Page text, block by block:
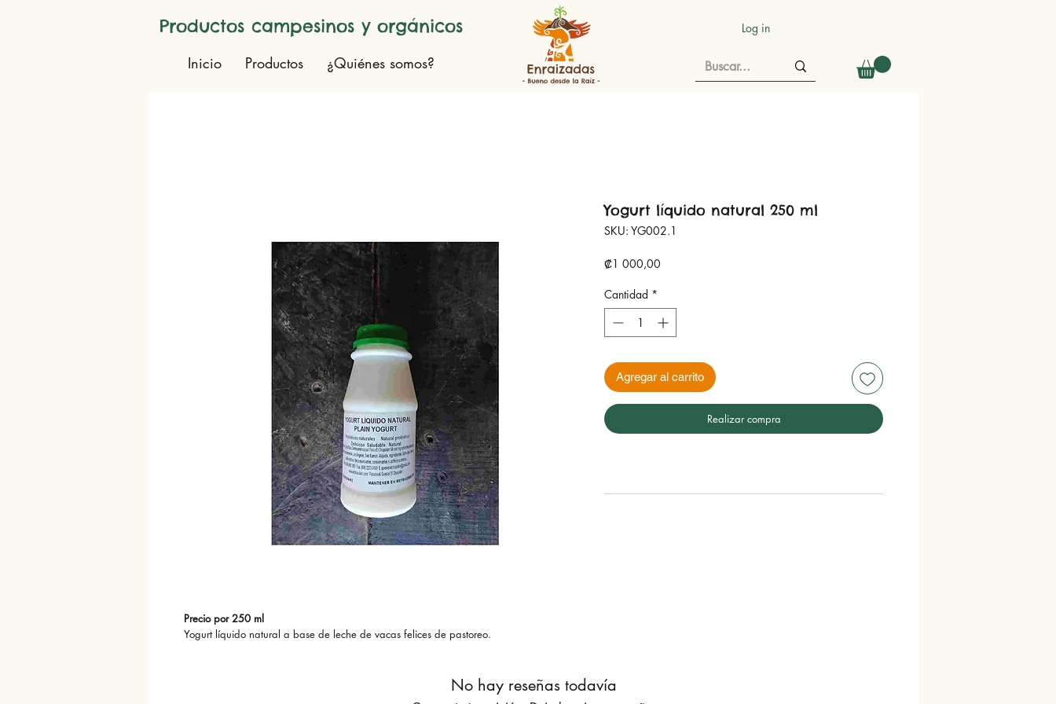
Productos campesinos y orgánicos
Inicio Productos ¿Quiénes somos?
Log in
Precio por 250 ml
Yogurt líquido natural a base de leche de vacas felices de pastoreo.
Yogurt líquido natural 250 ml
SKU: YG002.1
₡1 000,00
Cantidad *
Agregar al carrito
Realizar compra
No hay reseñas todavía